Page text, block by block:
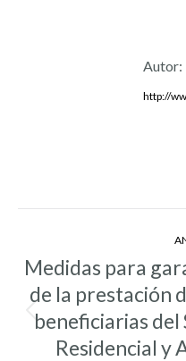
Autor:
http://
Navegación
entre
entradas
Medidas para
de la prestación
beneficiarias
Residencial y